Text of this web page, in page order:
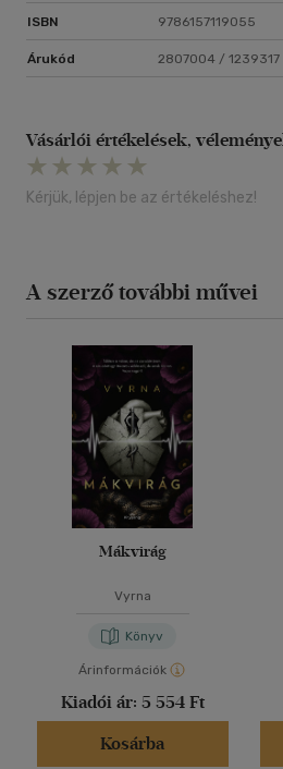
ISBN 9786157119055
Árukód 2807004 / 1239317
Vásárlói értékelések,
Kérjük, lépjen be az értékeléshez!
A szerző további művei
Mákvirág
Vyrna
Könyv
Árinformációk
Kiadói ár: 5 554 Ft
Kosárba